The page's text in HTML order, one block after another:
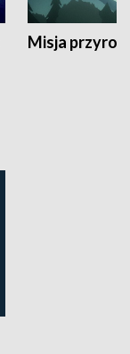
Misja